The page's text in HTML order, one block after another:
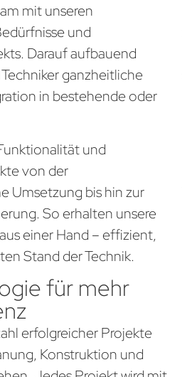
mit unseren
und
Darauf aufbauend
ganzheitliche
in bestehende oder
und
von der
Umsetzung bis hin zur
So erhalten unsere
einer Hand – effizient,
Stand der Technik.
für mehr
erfolgreicher Projekte
Konstruktion und